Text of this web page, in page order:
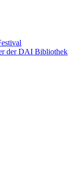
der DAI Bibliothek